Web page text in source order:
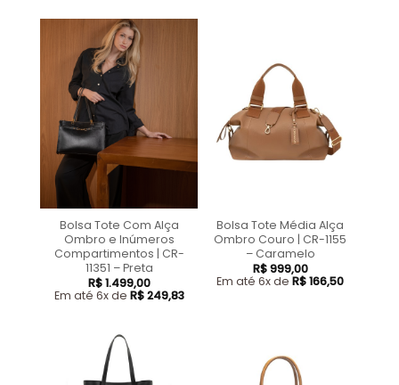
Bolsa Tote Com Alça
Ombro e Inúmeros
Compartimentos | CR-
11351 – Preta
R$1.499,00
Em até 6x de R$249,83
Bolsa Tote Média Alça
Ombro Couro | CR-1155
– Caramelo
R$999,00
Em até 6x de R$166,50